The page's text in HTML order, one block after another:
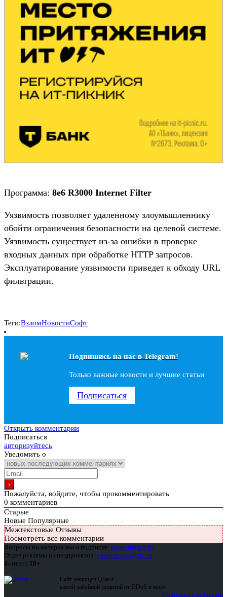
Программа: 8e6 R3000 Internet Filter
Уязвимость позволяет удаленному злоумышленнику
обойти ограничения безопасности на целевой системе.
Уязвимость существует из-за ошибки в проверке
входных данных при обработке HTTP запросов.
Эксплуатирование уязвимости приведет к обходу URL
фильтрации.
Теги:ВзломНовостиСофт
Подпишись на наc в Telegram!
Только важные новости и лучшие статьи
Подписаться
Открыть комментарии
Подписаться
авторизуйтесь
Уведомить о
Пожалуйста, войдите, чтобы прокомментировать
0 комментариев
Старые
Новые Популярные
Межтекстовые Отзывы
Посмотреть все комментарии
Вопросы по материалам и подписке: support@glc.ru
Отдел рекламы и спецпроектов: yakovleva.a@glc.ru
Контент 18+
Сайт защищен Qrator —
самой забойной защитой от DDoS в мире
Подписка для физлиц